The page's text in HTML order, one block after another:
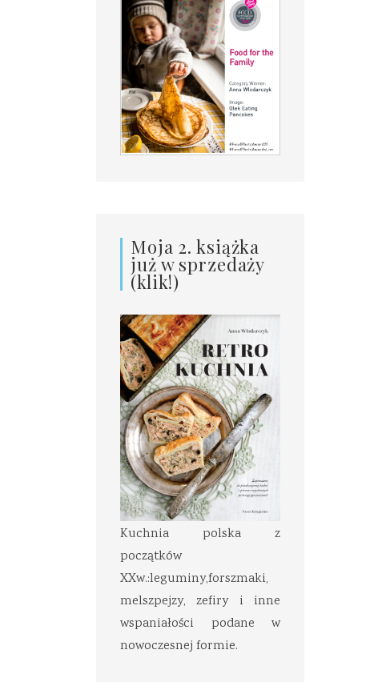
Moja 2. książka
już w sprzedaży
(klik!)
Kuchnia polska z
początków
XXw.:leguminy,forszmaki,
melszpejzy, zefiry i inne
wspaniałości podane w
nowoczesnej formie.